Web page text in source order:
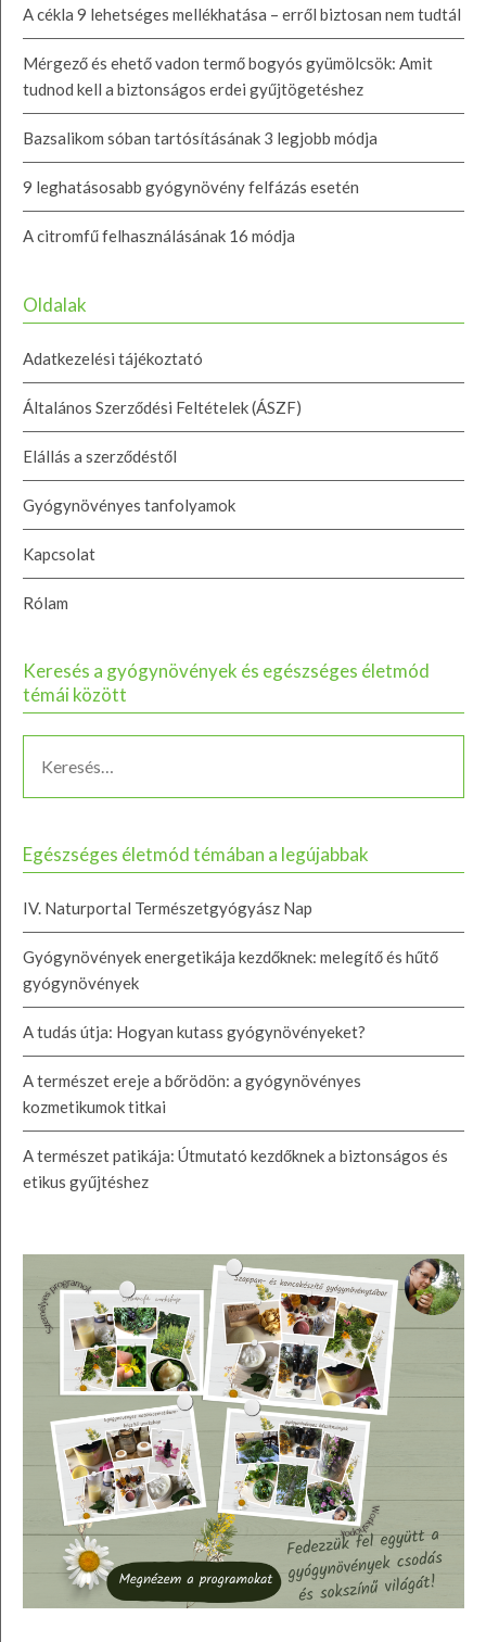
A cékla 9 lehetséges mellékhatása – erről biztosan nem tudtál
Mérgező és ehető vadon termő bogyós gyümölcsök: Amit
tudnod kell a biztonságos erdei gyűjtögetéshez
Bazsalikom sóban tartósításának 3 legjobb módja
9 leghatásosabb gyógynövény felfázás esetén
A citromfű felhasználásának 16 módja
Oldalak
Adatkezelési tájékoztató
Általános Szerződési Feltételek (ÁSZF)
Elállás a szerződéstől
Gyógynövényes tanfolyamok
Kapcsolat
Rólam
Keresés a gyógynövények és egészséges életmód
témái között
Egészséges életmód témában a legújabbak
IV. Naturportal Természetgyógyász Nap
Gyógynövények energetikája kezdőknek: melegítő és hűtő
gyógynövények
A tudás útja: Hogyan kutass gyógynövényeket?
A természet ereje a bőrödön: a gyógynövényes
kozmetikumok titkai
A természet patikája: Útmutató kezdőknek a biztonságos és
etikus gyűjtéshez